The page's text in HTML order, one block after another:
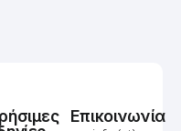
TECH